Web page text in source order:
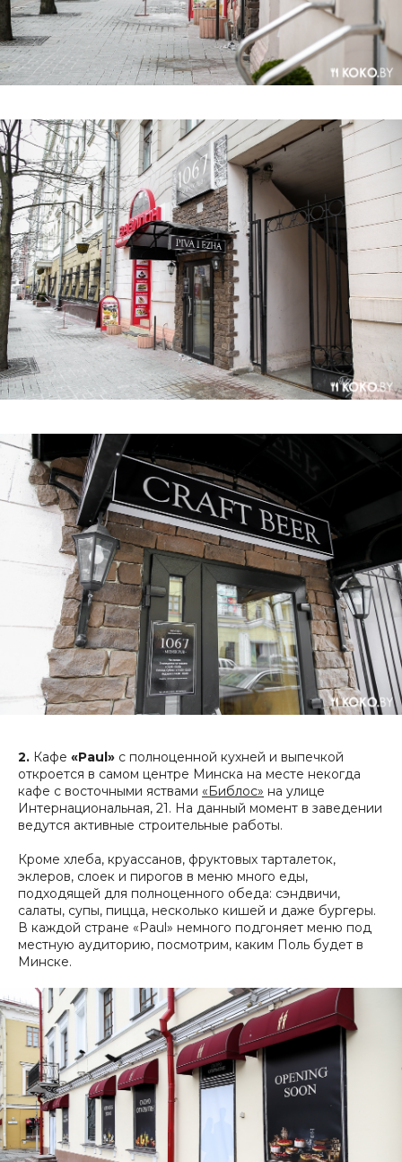
2. Кафе «Paul» с полноценной кухней и выпечкой
откроется в самом центре Минска на месте некогда
кафе с восточными яствами «Библос» на улице
Интернациональная, 21. На данный момент в заведении
ведутся активные строительные работы.
Кроме хлеба, круассанов, фруктовых тарталеток,
эклеров, слоек и пирогов в меню много еды,
подходящей для полноценного обеда: сэндвичи,
салаты, супы, пицца, несколько кишей и даже бургеры.
В каждой стране «Paul» немного подгоняет меню под
местную аудиторию, посмотрим, каким Поль будет в
Минске.